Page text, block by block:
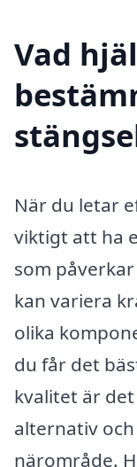
Vad
När du letar
viktigt att ha
som
kan variera
olika
du får det
kvalitet är
alternativ
närområde.